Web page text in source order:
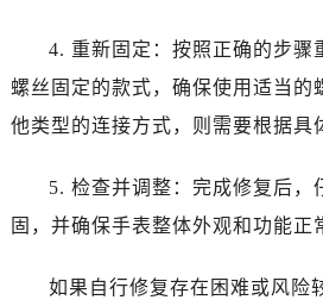
4. 重新固定：按照正确的步骤
螺丝固定的款式，确保使用适当的
他类型的连接方式，则需要根据具
5. 检查并调整：完成修复后，
固，并确保手表整体外观和功能正
如果自行修复存在困难或风险